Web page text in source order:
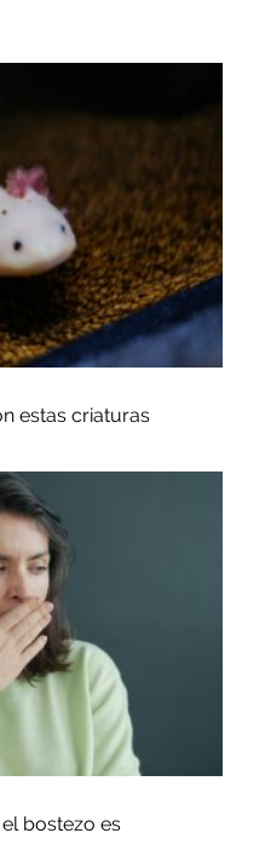
estas criaturas
bostezo es